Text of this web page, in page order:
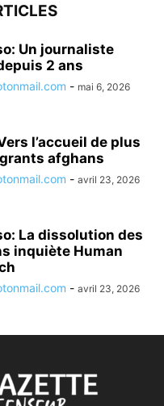
Un journaliste
2 ans
- mai 6, 2026
l’accueil de plus
afghans
- avril 23, 2026
La dissolution des
inquiète Human
- avril 23, 2026